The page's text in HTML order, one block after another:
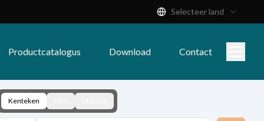
Selecteer land
Productcatalogus Download Contact
Kenteken